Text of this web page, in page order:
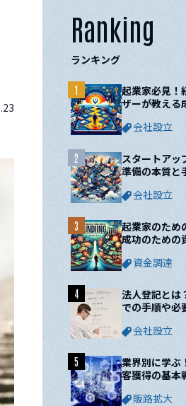
Ranking
ランキング
起業家必見！
ザーが教える
会社設立
1
スタートアッ
準備の本質と
会社設立
2
起業家のため
成功のための
資金調達
3
法人登記とは
での手順や必
会社設立
4
業界別に学ぶ
客獲得の基本
販路拡大
5